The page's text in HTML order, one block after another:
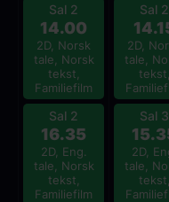
Sal 2
14.00
2D, Norsk
tale, Norsk
tekst,
Familiefilm
Sal 2
16.35
2D, Eng.
tale, Norsk
tekst,
Familiefilm
Sal 2
2D,
tale,
tekst,
Sal 3
2D,
tale,
tekst,